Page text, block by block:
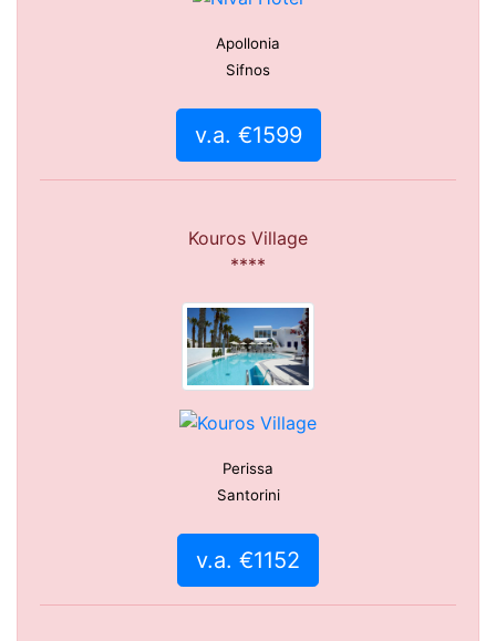
Apollonia
Sifnos
v.a. €1599
Kouros Village
****
Perissa
Santorini
v.a. €1152